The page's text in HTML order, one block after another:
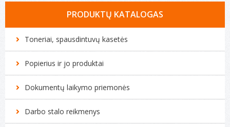
Tonerio kasečių pildymas
Spausdintuvų remontas
Biuro technikos remontas
Kompiuterių remontas
PRODUKTŲ KATALOGAS
Toneriai, spausdintuvų kasetės
Popierius ir jo produktai
Dokumentų laikymo priemonės
Darbo stalo reikmenys